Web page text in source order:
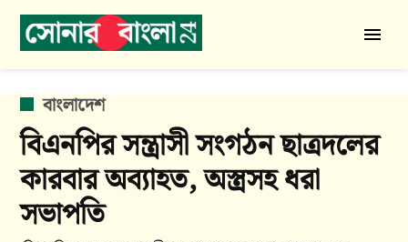
Skip
বাংলা
24
POSTED
বাংলাদেশ
বিএনপির সন্ত্রাসী সংগঠন ছাত্রদলের
কারবার অব্যাহত, অস্ত্রসহ ধরা
সভাপতি